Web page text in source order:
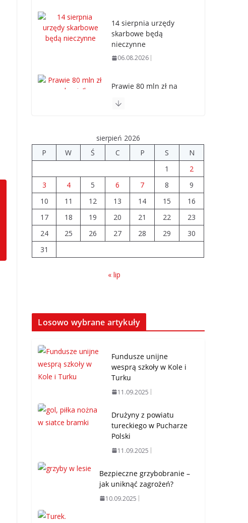
14 sierpnia urzędy
skarbowe będą
nieczynne
06.08.2026
Prawie 80 mln zł na
gminy?
Szkoła we
Władysławowie
modernizację
06.08.2026
Prawie 20 tys. zł dla
dyrektora szpitala.
Podwyżka mimo
04.08.2026
miejsce trudno uznać
za sukces
sierpień 2026
P
W Ś C P S
N
1
2
3
4 5 6 7 8
9
10
11 12 13 14 15
16
17
18 19 20 21 22
23
24
25 26 27 28 29
30
31
« lip
Losowo wybrane artykuły
Fundusze unijne
wesprą szkoły w Kole i
Turku
11.09.2025
Drużyny z powiatu
tureckiego w Pucharze
Polski
11.09.2025
Bezpieczne grzybobranie –
jak uniknąć zagrożeń?
10.09.2025